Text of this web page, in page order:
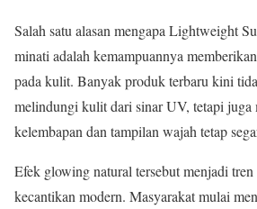
Salah satu alasan mengapa Lightweight
minati adalah kemampuannya
pada kulit. Banyak produk terbaru kini
melindungi kulit dari sinar UV, tetapi juga
kelembapan dan tampilan wajah tetap
Efek glowing natural tersebut menjadi tren
kecantikan modern. Masyarakat mulai